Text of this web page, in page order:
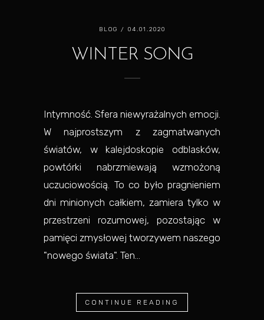
BLOG / 04.01.2020
WINTER SONG
Intymność. Sfera niewyrażalnych emocji.
W najprostszym z zagmatwanych
światów, w kalejdoskopie odblasków,
powtórki nabrzmiewają wzmożoną
uczuciowością. To co było pragnieniem
dni minionych całkiem, zamiera tylko w
przestrzeni rozumowej, pozostając w
pamięci zmysłowej tworzywem naszego
"nowego świata". Ten...
CONTINUE READING